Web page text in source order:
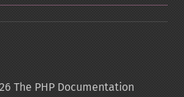
The PHP Documentation